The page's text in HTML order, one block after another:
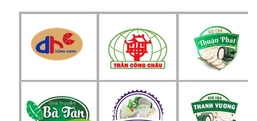
Mỗi dịp lễ Tết, lượng khách đặt hàng quá lớn.
Sử dụng máy xay giò chả NEWSUN, tôi có thể
chế biến 100 – 150kg giò chả mỗi ngày để
phục vụ khách.
Phạm Minh Quân